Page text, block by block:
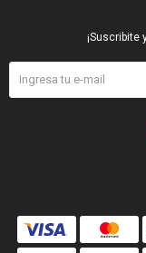
¡Suscribite